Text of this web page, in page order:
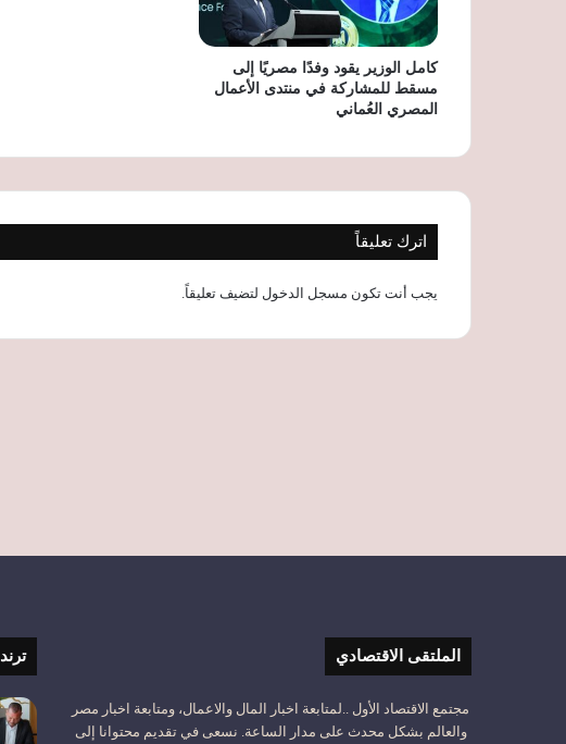
كامل الوزير يقود وفدًا مصريًا إلى
مسقط للمشاركة في منتدى الأعمال
المصري العُماني
اترك تعليقاً
يجب أنت تكون مسجل الدخول لتضيف تعليقاً.
الملتقى الاقتصادي
مجتمع الاقتصاد الأول ..لمتابعة اخبار المال والاعمال، ومتابعة اخبار مصر
والعالم بشكل محدث على مدار الساعة. نسعى في تقديم محتوانا إلى
ترند